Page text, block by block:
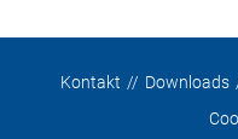
Kontakt Downloads